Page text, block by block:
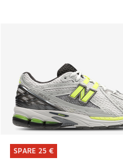
SPARE 25 €
SPARE 25 €